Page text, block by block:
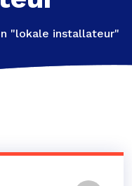
"lokale installateur"